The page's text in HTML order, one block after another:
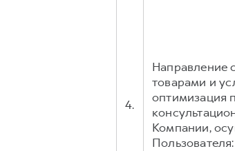
4.
Направление
товарами и
оптимизация
Компании,
Пользователя: